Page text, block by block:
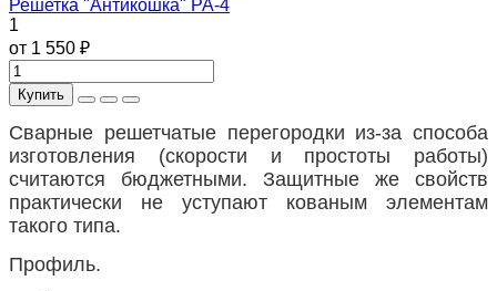
Решетка "Антикошка" РА-4
1
от 1 550 ₽
Купить
Сварные решетчатые перегородки из-за способа
изготовления (скорости и простоты работы)
считаются бюджетными. Защитные же свойств
практически не уступают кованым элементам
такого типа.
Профиль.